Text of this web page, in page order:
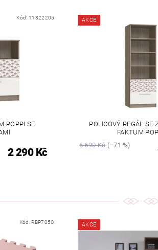
Kód: 11322205
POPPI SE
2 290 Kč
AKCE
POLICOVÝ REGÁL SE
FAKTUM
6 690 Kč(–71 %)
Kód: RBP705C AKCE